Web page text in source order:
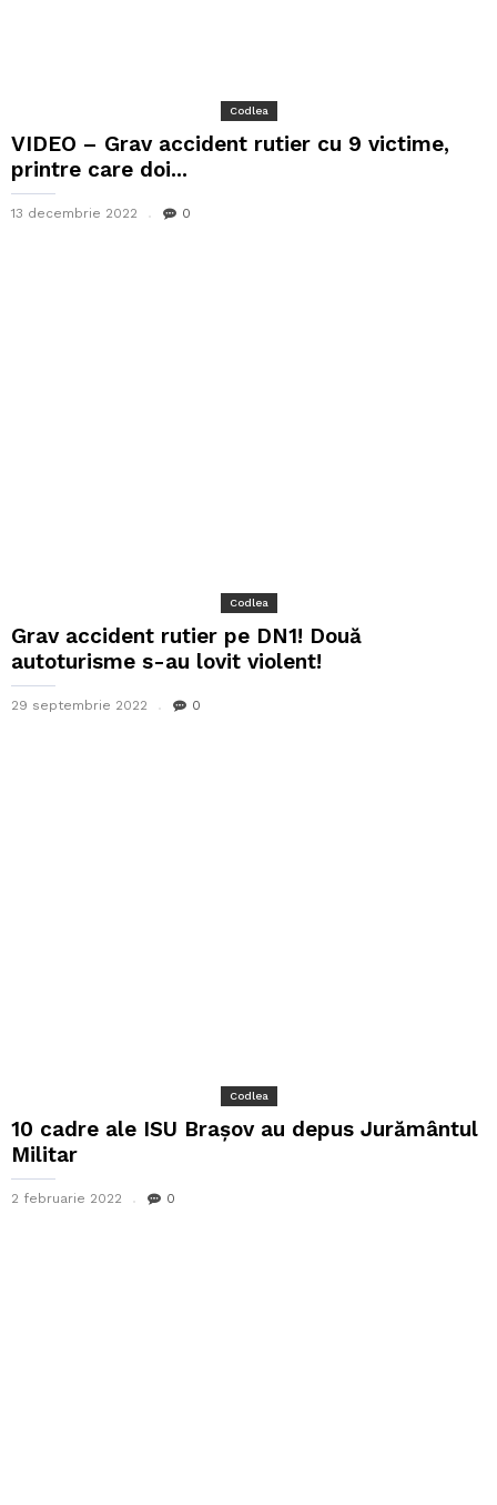
Codlea
VIDEO – Grav accident rutier cu 9 victime,
printre care doi...
13 decembrie 2022 0
Codlea
Grav accident rutier pe DN1! Două
autoturisme s-au lovit violent!
29 septembrie 2022 0
Codlea
10 cadre ale ISU Brașov au depus Jurământul
Militar
2 februarie 2022 0